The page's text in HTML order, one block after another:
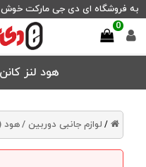
به فروشگاه ای دی جی مارکت خوش
0
هود لنز کانن Canon EW-63C
/ لوازم جانبی دوربین /هود